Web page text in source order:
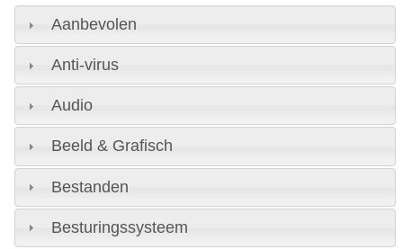
Aanbevolen
Anti-virus
Audio
Beeld & Grafisch
Bestanden
Besturingssysteem